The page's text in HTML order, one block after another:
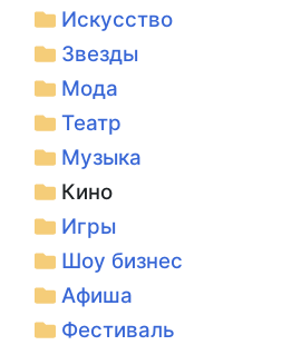
Искусство
Звезды
Мода
Театр
Музыка
Кино
Игры
Шоу бизнес
Афиша
Фестиваль